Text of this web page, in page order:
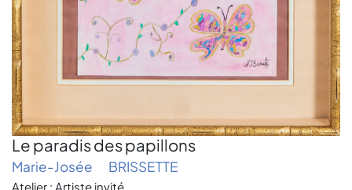
Le paradis des papillons
Marie-Josée BRISSETTE
Atelier : Artiste invité